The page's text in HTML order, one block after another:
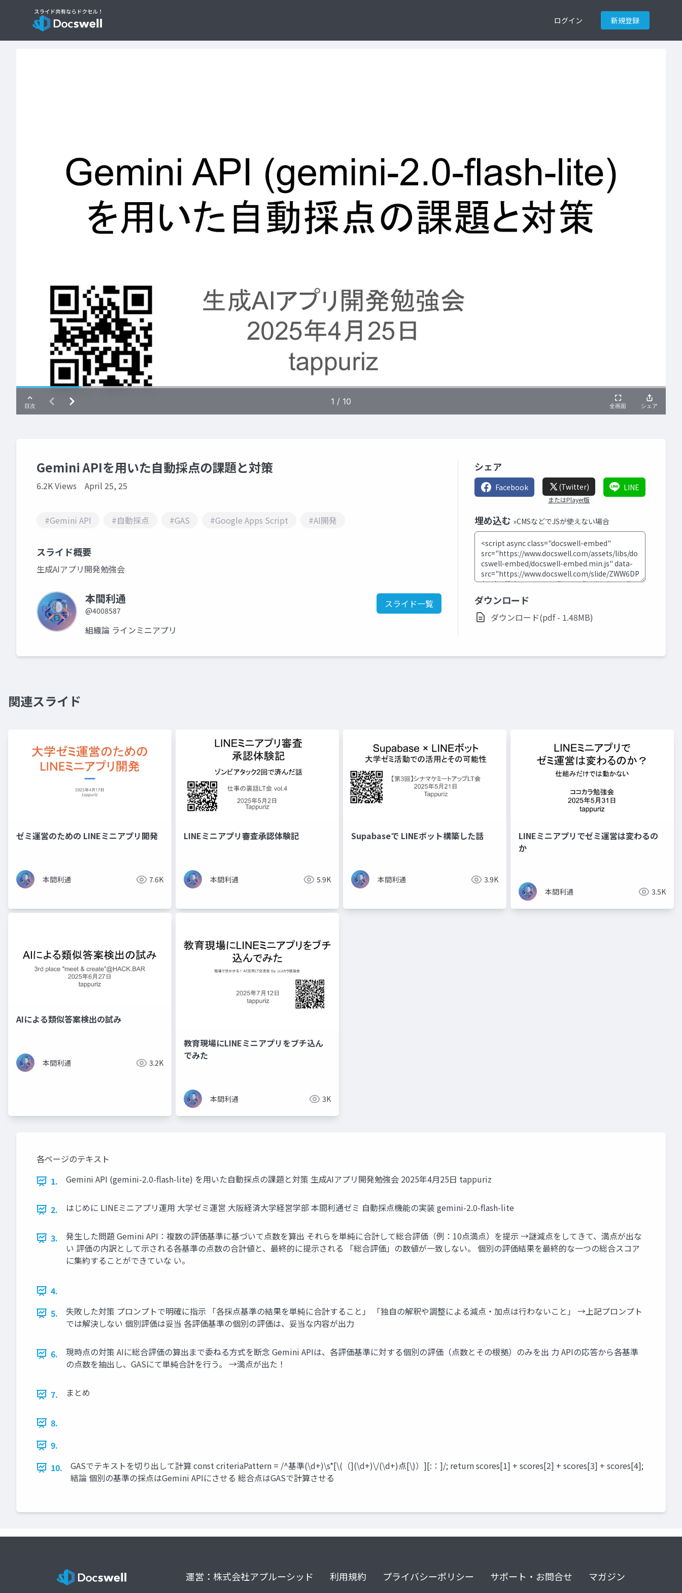
ログイン 新規登録
Gemini APIを用いた自動採点の課題と対策
6.2K Views April 25, 25
#Gemini API #自動採点 #GAS #Google Apps Script #AI開発
スライド概要
生成AIアプリ開発勉強会
本間利通
@4008587
スライド一覧
組織論 ラインミニアプリ
シェア
Facebook (Twitter)
またはPlayer版
LINE
埋め込む »CMSなどでJSが使えない場合
ダウンロード
ダウンロード(pdf - 1.48MB)
関連スライド
ゼミ運営のための LINEミニアプリ開発
本間利通 7.6K
LINEミニアプリ審査承認体験記
本間利通 5.9K
Supabaseで LINEボット構築した話
本間利通 3.9K
LINEミニアプリでゼミ運営は変わるの
か
本間利通 3.5K
AIによる類似答案検出の試み
本間利通 3.2K
教育現場にLINEミニアプリをブチ込ん
でみた
本間利通 3K
各ページのテキスト
1.
Gemini API (gemini-2.0-flash-lite) を用いた自動採点の課題と対策 生成AIアプリ開発勉強会 2025年4月25日 tappuriz
2. はじめに LINEミニアプリ運用 大学ゼミ運営 大阪経済大学経営学部 本間利通ゼミ 自動採点機能の実装 gemini-2.0-flash-lite
3.
発生した問題 Gemini API：複数の評価基準に基づいて点数を算出 それらを単純に合計して総合評価（例：10点満点）を提示 →謎減点をしてきて、満点が出な
い 評価の内訳として示される各基準の点数の合計値と、最終的に提示される 「総合評価」の数値が一致しない。 個別の評価結果を最終的な一つの総合スコア
に集約することができていな い。
4.
5.
失敗した対策 プロンプトで明確に指示 「各採点基準の結果を単純に合計すること」 「独自の解釈や調整による減点・加点は行わないこと」 →上記プロンプト
では解決しない 個別評価は妥当 各評価基準の個別の評価は、妥当な内容が出力
6.
現時点の対策 AIに総合評価の算出まで委ねる方式を断念 Gemini APIは、各評価基準に対する個別の評価（点数とその根拠）のみを出 力 APIの応答から各基準
の点数を抽出し、GASにて単純合計を行う。 →満点が出た！
7. まとめ
8.
9.
10.
GASでテキストを切り出して計算 const criteriaPattern = /^基準(\d+)\s*[\(（](\d+)\/(\d+)点[\)）][:：]/; return scores[1] + scores[2] + scores[3] + scores[4];
結論 個別の基準の採点はGemini APIにさせる 総合点はGASで計算させる
運営：株式会社アプルーシッド 利用規約 プライバシーポリシー サポート・お問合せ マガジン